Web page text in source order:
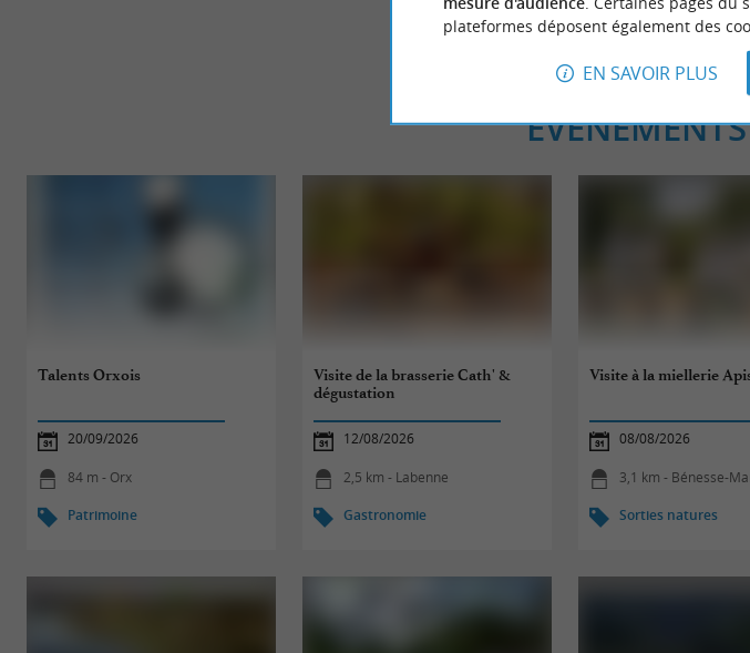
ÉVÈNEMENTS
Talents Orxois
20/09/2026
84 m - Orx
Patrimoine
Visite de la brasserie Cath' &
dégustation
12/08/2026
2,5 km - Labenne
Gastronomie
Visite à la miellerie
08/08/2026
3,1 km - Bénesse-
Sorties natures
plateformes déposent également des
EN SAVOIR PLUS